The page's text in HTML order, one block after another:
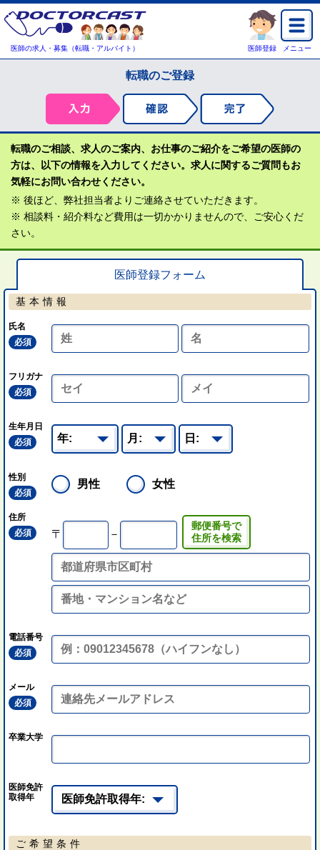
医師の求人・募集（転職・アルバイト） 医師登録 メニュー
転職のご登録
転職のご相談、求人のご案内、お仕事のご紹介をご希望の医師の
方は、以下の情報を入力してください。求人に関するご質問もお
気軽にお問い合わせください。
※ 後ほど、弊社担当者よりご連絡させていただきます。
※ 相談料・紹介料など費用は一切かかりませんので、ご安心くだ
さい。
医師登録フォーム
基本情報
氏名
必須
フリガナ
必須
生年月日
必須
性別
必須
男性 女性
住所
必須
〒 －
郵便番号で
住所を検索
電話番号
必須
メール
必須
卒業大学
医師免許
取得年
ご希望条件